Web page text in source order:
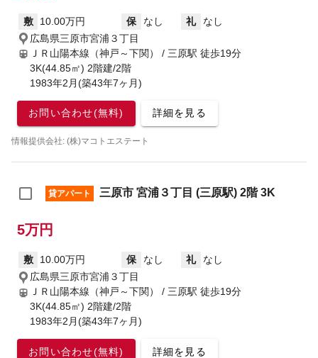
敷 10.00万円 保 なし 礼
なし
広島県三原市宮浦３丁目
ＪＲ山陽本線（神戸～下関） / 三原駅 徒歩19分
3K(44.85㎡) 2階建/2階
1983年2月(築43年7ヶ月)
お問い合わせ(無料) 詳細を見る
情報提供会社: (株)マコトエステート
貸アパート 三原市 宮浦３丁目 (三原駅) 2階 3K
5万円
敷 10.00万円 保 なし 礼
なし
広島県三原市宮浦３丁目
ＪＲ山陽本線（神戸～下関） / 三原駅 徒歩19分
3K(44.85㎡) 2階建/2階
1983年2月(築43年7ヶ月)
お問い合わせ(無料) 詳細を見る